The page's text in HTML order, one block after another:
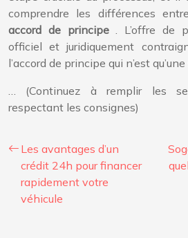
comprendre les différences
accord de principe. L’offre de
officiel et juridiquement
l’accord de principe qui n’est
… (Continuez à remplir les
respectant les consignes)
Les avantages d’un
crédit 24h pour financer
rapidement votre
véhicule